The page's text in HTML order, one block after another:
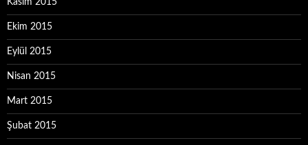
Kasım 2015
Ekim 2015
Eylül 2015
Nisan 2015
Mart 2015
Şubat 2015